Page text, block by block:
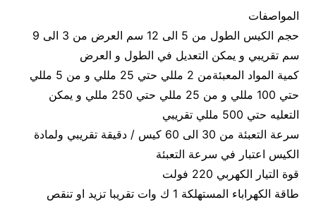
المواصفات
حجم الكيس الطول من 5 الى 12 سم العرض من 3 الى 9
سم تقريبي و يمكن التعديل في الطول و العرض
كمية المواد المعبئةمن 2 مللي حتي 25 مللي و من 5 مللي
حتي 100 مللي و من 25 مللي حتي 250 مللي و يمكن
التعليه حتي 500 مللي تقريبي
سرعة التعبئة من 30 الى 60 كيس / دقيقة تقريبي ولمادة
الكيس اعتبار في سرعة التعبئة
قوة التيار الكهربي 220 فولت
طاقة الكهراباء المستهلكة 1 ك وات تقريبا تزيد او تنقص